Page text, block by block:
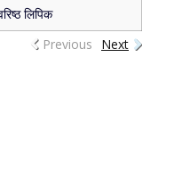
लिपिक
Previous Next